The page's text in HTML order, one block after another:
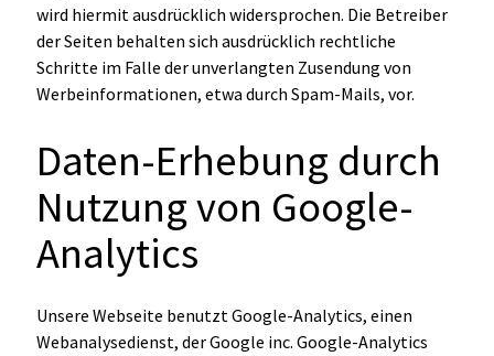
wird hiermit ausdrücklich widersprochen. Die Betreiber
der Seiten behalten sich ausdrücklich rechtliche
Schritte im Falle der unverlangten Zusendung von
Werbeinformationen, etwa durch Spam-Mails, vor.
Daten-Erhebung durch
Nutzung von Google-
Analytics
Unsere Webseite benutzt Google-Analytics, einen
Webanalysedienst, der Google inc. Google-Analytics